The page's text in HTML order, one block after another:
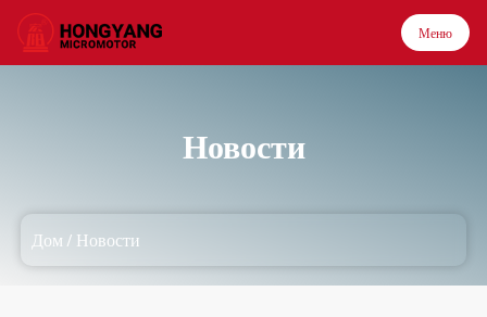
Меню
Новости
Дом / Новости